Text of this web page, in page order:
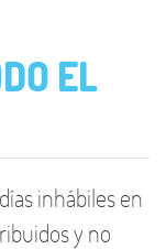
EL
inhábiles en
y no